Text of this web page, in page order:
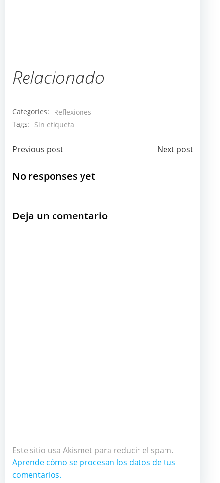
Relacionado
Categories:
Reflexiones
Tags:
Sin etiqueta
Navegación
por
entradas
Previous post
Navegación
entradas
Next post
No responses yet
Deja un comentario
Este sitio usa Akismet para reducir el spam.
Aprende cómo se procesan los datos de tus
comentarios.